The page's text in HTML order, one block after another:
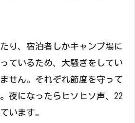
り、宿泊者しかキャンプ場に
ているため、大騒ぎをしてい
せん。それぞれ節度を守って
夜になったらヒソヒソ声、22
います。